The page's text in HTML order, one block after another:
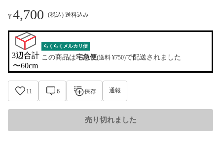
¥4,700 (税込) 送料込み
3辺合計
〜60cm
らくらくメルカリ便
この商品は宅急便(送料 ¥750)で配送されました
11 6 保存 通報
売り切れました